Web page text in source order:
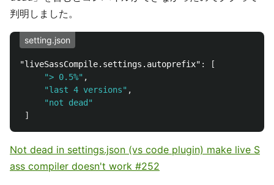
判明しました。
setting.json
"liveSassCompile.settings.autoprefix" :
[
"> 0.5%" ,
"last 4 versions" ,
"not dead"
]
Not dead in settings.json (vs code plugin) make live S
ass compiler doesn't work #252